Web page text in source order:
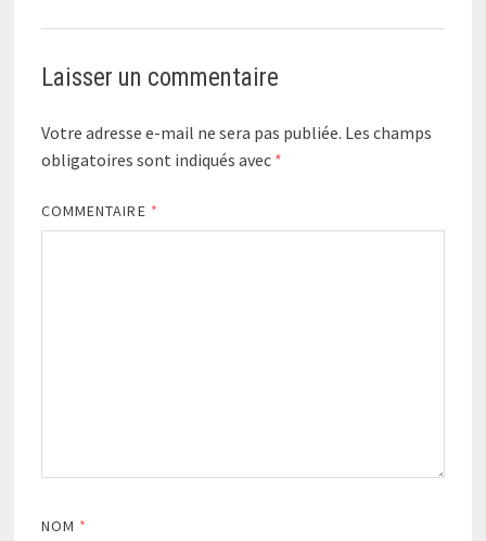
Laisser un commentaire
Votre adresse e-mail ne sera pas publiée. Les champs
obligatoires sont indiqués avec *
COMMENTAIRE *
NOM *